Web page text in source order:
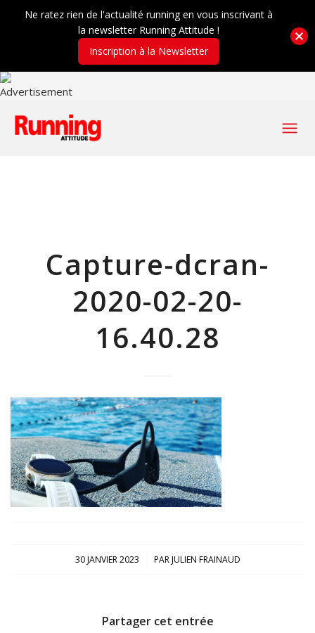
Capture-dcran-
2020-02-20-
16.40.28
30 JANVIER 2023
/ PARJULIEN FRAINAUD
Partager cet entrée
Ne ratez rien de l'actualité running en vous inscrivant à
la newsletter Running Attitude !
Inscription à la Newsletter